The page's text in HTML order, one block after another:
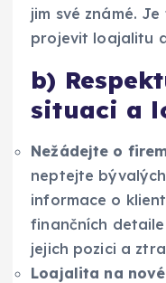
jim své známé.
projevit loajalitu
b)
situaci a
Nežádejte o
neptejte
informace o
finančních
jejich pozici a
Loajalita na